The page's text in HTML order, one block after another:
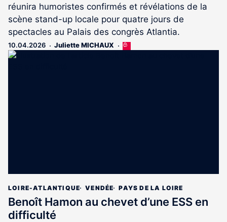
réunira humoristes confirmés et révélations de la
scène stand-up locale pour quatre jours de
spectacles au Palais des congrès Atlantia.
10.04.2026 Juliette MICHAUX
Cet
LOIRE-ATLANTIQUE VENDÉE PAYS DE LA LOIRE
Benoît Hamon au chevet d’une ESS en
difficulté